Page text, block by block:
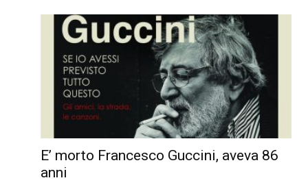
E’ morto Francesco Guccini, aveva 86
anni